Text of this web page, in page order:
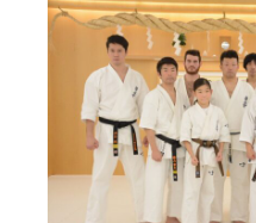
極
役
各
国
お知
本